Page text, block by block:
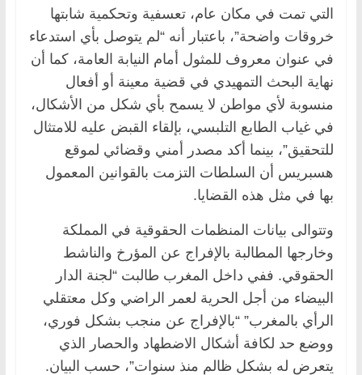
التي تمت في مكان عام، تعسفية وتحكمية شابتها
خروقات واضحة”، باعتبار أنه “لم يتوصل بأي استدعاء
في عنوان معروف للمثول أمام النيابة العامة، كما أن
نهاية البحث التمهيدي في قضية معينة أو أفعال
منسوبة لأي مواطن لا يسمح بأي شكل من الأشكال،
في غياب الطابع التلبسي، بإلقاء القبض عليه للامتثال
للتحقيق”، بينما أكد مصدر أمني وقضائي لموقع
هسبريس أن السلطات التزمت بالقوانين المعمول
بها في مثل هذه القضايا.
وتتوالى بيانات المنظمات الحقوقية في المملكة
وخارجها المطالبة بالإفراج عن المؤرخ والناشط
الحقوقي. ففي داخل المغرب طالبت “لجنة الدار
البيضاء من أجل الحرية لعمر الراضي وكل معتقلي
الرأي بالمغرب” “بالإفراج عن منجب بشكل فوري،
ووضع حد لكافة أشكال الاضطهاد والحصار الذي
يتعرض له بشكل ظالم منذ سنوات”، حسب البيان.